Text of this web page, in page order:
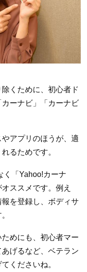
くために、初心者ド
ーナビ」「カーナビ
アプリのほうが、適
るためです。
く「Yahoo!カーナ
ススメです。例え
を登録し、ボディサ
めにも、初心者マー
げるなど、ベテラン
くださいね。